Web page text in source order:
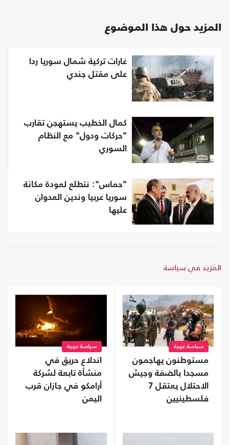
المزيد حول هذا الموضوع
غارات تركية شمال سوريا ردا
على مقتل جندي
كمال الخطيب يستهجن تقارب
"حركات ودول" مع النظام
السوري
"حماس": نتطلع لعودة مكانة
سوريا عربيا وندين العدوان
عليها
المزيد في سياسة
سياسة عربية
مستوطنون يهاجمون
مسجدا بالضفة وجيش
الاحتلال يعتقل 7
فلسطينيين
سياسة عربية
اندلاع حريق في
منشأة تابعة لشركة
أرامكو في جازان قرب
اليمن